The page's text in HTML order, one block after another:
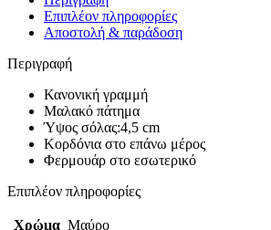
Επιπλέον πληροφορίες
Αποστολή & παράδοση
Περιγραφή
Κανονική γραμμή
Μαλακό πάτημα
Ύψος σόλας:4,5 cm
Κορδόνια στο επάνω μέρος
Φερμουάρ στο εσωτερικό
Επιπλέον πληροφορίες
Χρώμα Μαύρο